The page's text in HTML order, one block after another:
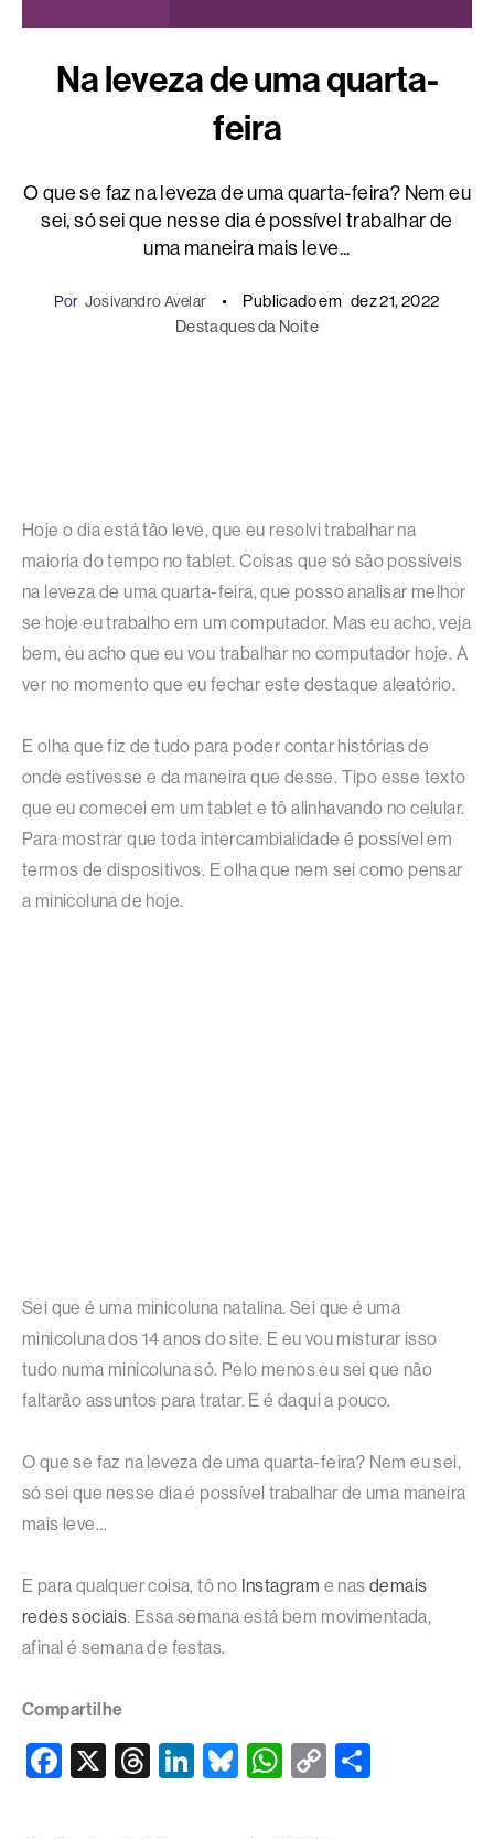
Na leveza de uma quarta-
feira
O que se faz na leveza de uma quarta-feira? Nem eu
sei, só sei que nesse dia é possível trabalhar de
uma maneira mais leve...
Por Josivandro Avelar Publicado em dez 21, 2022
Destaques da Noite
Hoje o dia está tão leve, que eu resolvi trabalhar na
maioria do tempo no tablet. Coisas que só são possíveis
na leveza de uma quarta-feira, que posso analisar melhor
se hoje eu trabalho em um computador. Mas eu acho, veja
bem, eu acho que eu vou trabalhar no computador hoje. A
ver no momento que eu fechar este destaque aleatório.
E olha que fiz de tudo para poder contar histórias de
onde estivesse e da maneira que desse. Tipo esse texto
que eu comecei em um tablet e tô alinhavando no celular.
Para mostrar que toda intercambialidade é possível em
termos de dispositivos. E olha que nem sei como pensar
a minicoluna de hoje.
Sei que é uma minicoluna natalina. Sei que é uma
minicoluna dos 14 anos do site. E eu vou misturar isso
tudo numa minicoluna só. Pelo menos eu sei que não
faltarão assuntos para tratar. E é daqui a pouco.
O que se faz na leveza de uma quarta-feira? Nem eu sei,
só sei que nesse dia é possível trabalhar de uma maneira
mais leve…
E para qualquer coisa, tô no Instagram e nasdemais
redes sociais. Essa semana está bem movimentada,
afinal é semana de festas.
Compartilhe
F
X
T
Li
Bl
W
C